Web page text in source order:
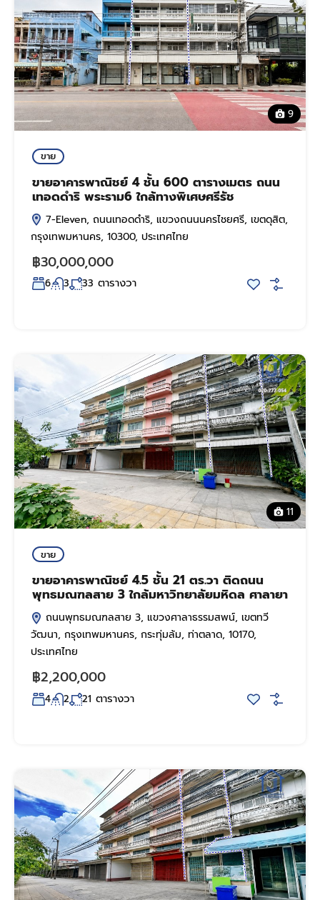
9
ขาย
ขายอาคารพาณิชย์ 4 ชั้น 600 ตารางเมตร ถนน
เทอดดำริ พระราม6 ใกล้ทางพิเศษศรีรัช
7-Eleven, ถนนเทอดดำริ, แขวงถนนนครไชยศรี, เขตดุสิต,
กรุงเทพมหานคร, 10300, ประเทศไทย
฿30,000,000
6 3 33 ตารางวา
11
ขาย
ขายอาคารพาณิชย์ 4.5 ชั้น 21 ตร.วา ติดถนน
พุทธมณฑลสาย 3 ใกล้มหาวิทยาลัยมหิดล ศาลายา
ถนนพุทธมณฑลสาย 3, แขวงศาลาธรรมสพน์, เขตทวี
วัฒนา, กรุงเทพมหานคร, กระทุ่มล้ม, ท่าตลาด, 10170,
ประเทศไทย
฿2,200,000
4 2 21 ตารางวา